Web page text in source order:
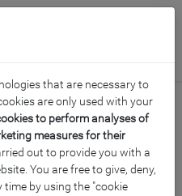
that are necessary to
are only used with your
to perform analyses of
measures for their
out to provide you with a
You are free to give, deny,
by using the "cookie